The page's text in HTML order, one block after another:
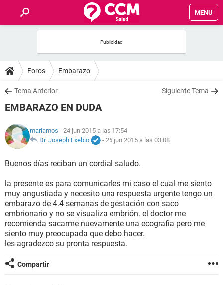
MENU
FOROS
SALUD
NUTRICIÓN
BIENESTAR
SEXUALIDAD
GLOSARIO
Foros Embarazo
Tema Anterior Siguiente Tema
EMBARAZO EN DUDA
mariamos - 24 jun 2015 a las 17:54
Dr. Joseph Exebio
- 25 jun 2015 a las 03:08
Buenos días reciban un cordial saludo.
la presente es para comunicarles mi caso el cual me siento
muy angustiada y necesito una respuesta urgente tengo un
embarazo de 4.4 semanas de gestación con saco
embrionario y no se visualiza embrión. el doctor me
recomienda sacarme nuevamente una ecografia pero me
siento muy preocupada que debo hacer.
les agradezco su pronta respuesta.
Compartir